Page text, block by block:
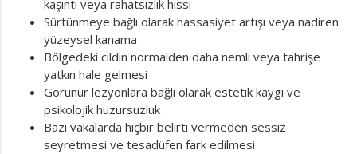
kaşıntı veya rahatsızlık hissi
Sürtünmeye bağlı olarak hassasiyet artışı veya nadiren
yüzeysel kanama
Bölgedeki cildin normalden daha nemli veya tahrişe
yatkın hale gelmesi
Görünür lezyonlara bağlı olarak estetik kaygı ve
psikolojik huzursuzluk
Bazı vakalarda hiçbir belirti vermeden sessiz
seyretmesi ve tesadüfen fark edilmesi